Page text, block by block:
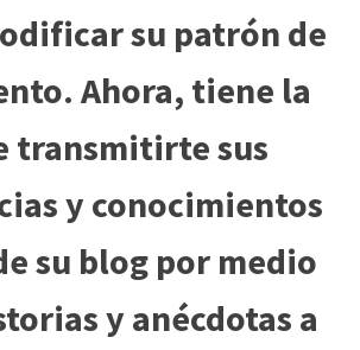
su patrón de
Ahora, tiene la
transmitirte sus
y conocimientos
su blog por medio
y anécdotas a